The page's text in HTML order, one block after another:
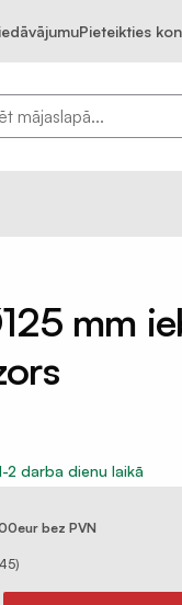
Pieteikties
mm
2 darba dienu laikā
bez PVN
)